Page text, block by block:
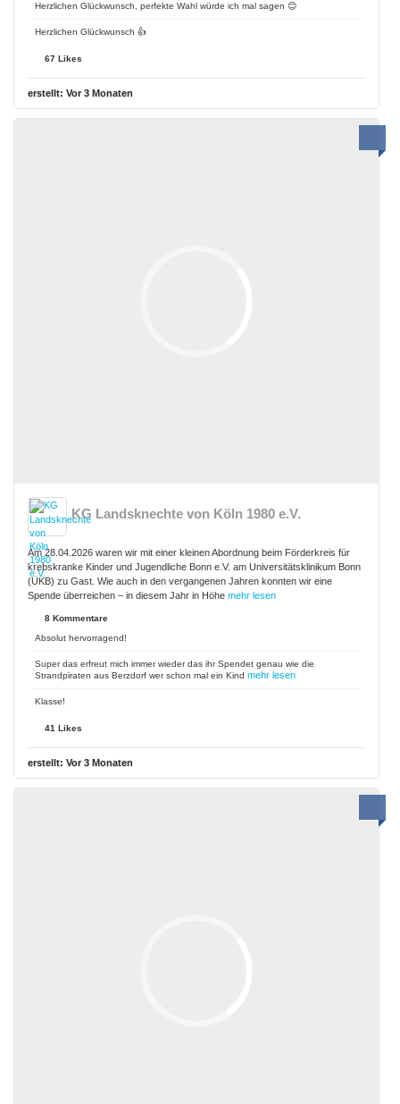
Herzlichen Glückwunsch, perfekte Wahl würde ich mal sagen 😊
Herzlichen Glückwunsch 👍
67 Likes
erstellt: Vor 3 Monaten
KG Landsknechte von Köln 1980 e.V.
Am 28.04.2026 waren wir mit einer kleinen Abordnung beim Förderkreis für
krebskranke Kinder und Jugendliche Bonn e.V. am Universitätsklinikum Bonn
(UKB) zu Gast. Wie auch in den vergangenen Jahren konnten wir eine
Spende überreichen – in diesem Jahr in Höhe mehr lesen
8 Kommentare
Absolut hervorragend!
Super das erfreut mich immer wieder das ihr Spendet genau wie die
Strandpiraten aus Berzdorf wer schon mal ein Kind mehr lesen
Klasse!
41 Likes
erstellt: Vor 3 Monaten